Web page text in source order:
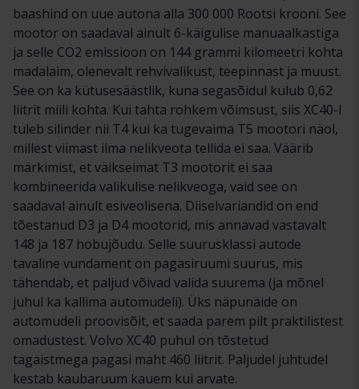
baashind on uue autona alla 300 000 Rootsi krooni. See
mootor on saadaval ainult 6-käigulise manuaalkastiga
ja selle CO2 emissioon on 144 grammi kilomeetri kohta
madalaim, olenevalt rehvivalikust, teepinnast ja muust.
See on ka kütusesäästlik, kuna segasõidul kulub 0,62
liitrit miili kohta. Kui tahta rohkem võimsust, siis XC40-l
tuleb silinder nii T4 kui ka tugevaima T5 mootori näol,
millest viimast ilma nelikveota tellida ei saa. Väärib
märkimist, et väikseimat T3 mootorit ei saa
kombineerida valikulise nelikveoga, vaid see on
saadaval ainult esiveolisena. Diiselvariandid on end
tõestanud D3 ja D4 mootorid, mis annavad vastavalt
148 ja 187 hobujõudu. Selle suurusklassi autode
tavaline vundament on pagasiruumi suurus, mis
tähendab, et paljud võivad valida suurema (ja mõnel
juhul ka kallima automudeli). Üks näpunäide on
automudeli proovisõit, et saada parem pilt praktilistest
omadustest. Volvo XC40 puhul on tõstetud
tagaistmega pagasi maht 460 liitrit. Paljudel juhtudel
kestab kaubaruum kauem kui arvate.